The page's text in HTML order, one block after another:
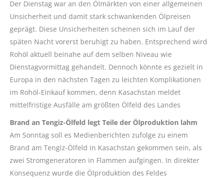
Der Dienstag war an den Ölmärkten von einer allgemeinen
Unsicherheit und damit stark schwankenden Ölpreisen
geprägt. Diese Unsicherheiten scheinen sich im Lauf der
späten Nacht vorerst beruhigt zu haben. Entsprechend wird
Rohöl aktuell beinahe auf dem selben Niveau wie
Dienstagvormittag gehandelt. Dennoch könnte es gezielt in
Europa in den nächsten Tagen zu leichten Komplikationen
im Rohöl-Einkauf kommen, denn Kasachstan meldet
mittelfristige Ausfälle am größten Ölfeld des Landes
Brand an Tengiz-Ölfeld legt Teile der Ölproduktion lahm
Am Sonntag soll es Medienberichten zufolge zu einem
Brand am Tengiz-Ölfeld in Kasachstan gekommen sein, als
zwei Stromgeneratoren in Flammen aufgingen. In direkter
Konsequenz wurde die Ölproduktion des Feldes